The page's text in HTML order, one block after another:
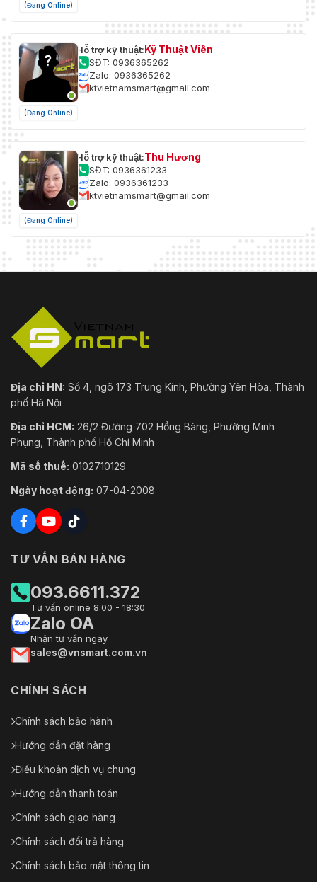
(Đang Online)
(Đang Online)
Hỗ trợ kỹ thuật:Kỹ Thuật Viên
SĐT: 0936365262
Zalo: 0936365262
ktvietnamsmart@gmail.com
(Đang Online)
Hỗ trợ kỹ thuật:Thu Hương
SĐT: 0936361233
Zalo: 0936361233
ktvietnamsmart@gmail.com
Địa chỉ HN: Số 4, ngõ 173 Trung Kính, Phường Yên Hòa, Thành
phố Hà Nội
Địa chỉ HCM: 26/2 Đường 702 Hồng Bàng, Phường Minh
Phụng, Thành phố Hồ Chí Minh
Mã số thuế: 0102710129
Ngày hoạt động: 07-04-2008
TƯ VẤN BÁN HÀNG
093.6611.372
Tư vấn online 8:00 - 18:30
Zalo OA
Nhận tư vấn ngay
sales@vnsmart.com.vn
CHÍNH SÁCH
Chính sách bảo hành
Hướng dẫn đặt hàng
Điều khoản dịch vụ chung
Hướng dẫn thanh toán
Chính sách giao hàng
Chính sách đổi trả hàng
Chính sách bảo mật thông tin